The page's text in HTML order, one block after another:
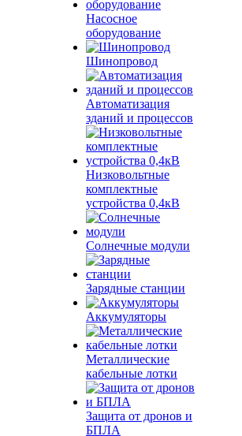
Насосное
оборудование
Шинопровод
Автоматизация
зданий и процессов
Низковольтные
комплектные
устройства 0,4кВ
Солнечные модули
Зарядные станции
Аккумуляторы
Металлические
кабельные лотки
Защита от дронов и
БПЛА